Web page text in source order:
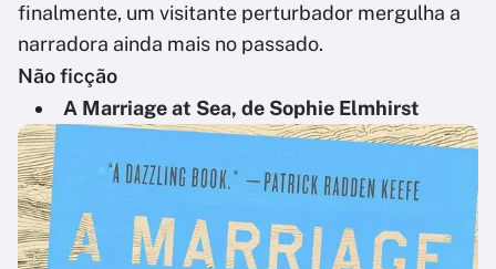
finalmente, um visitante perturbador mergulha a
narradora ainda mais no passado.
Não ficção
A Marriage at Sea, de Sophie Elmhirst